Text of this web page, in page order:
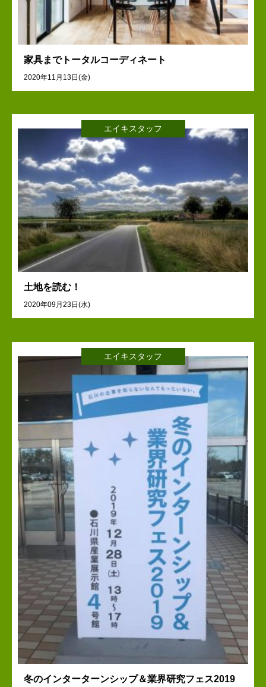
家具までトータルコーディネート
2020年11月13日(金)
エイキスタッフ
土地を読む！
2020年09月23日(水)
エイキスタッフ
冬のインターターンシップ＆業界研究フェス2019